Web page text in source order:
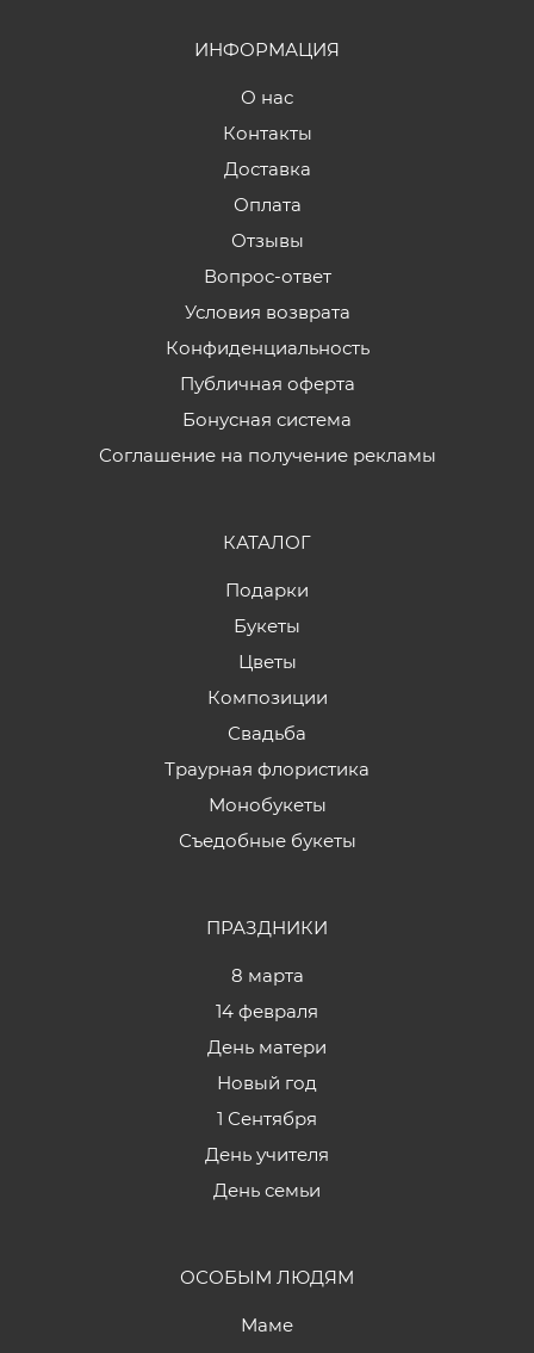
ИНФОРМАЦИЯ
О нас
Контакты
Доставка
Оплата
Отзывы
Вопрос-ответ
Условия возврата
Конфиденциальность
Публичная оферта
Бонусная система
Соглашение на получение рекламы
КАТАЛОГ
Подарки
Букеты
Цветы
Композиции
Свадьба
Траурная флористика
Монобукеты
Съедобные букеты
ПРАЗДНИКИ
8 марта
14 февраля
День матери
Новый год
1 Сентября
День учителя
День семьи
ОСОБЫМ ЛЮДЯМ
Маме